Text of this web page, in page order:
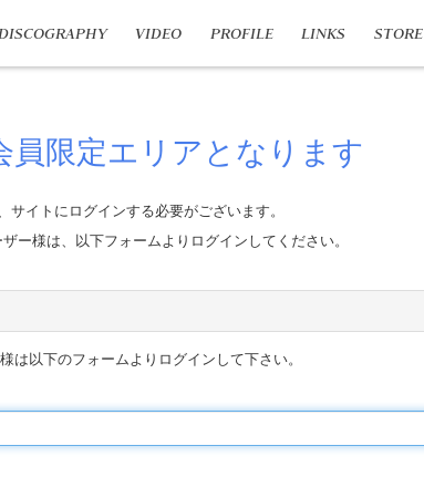
VIDEO PROFILE LINKS STORE
員限定エリアとなります
イトにログインする必要がございます。
ー様は、以下フォームよりログインしてください。
は以下のフォームよりログインして下さい。